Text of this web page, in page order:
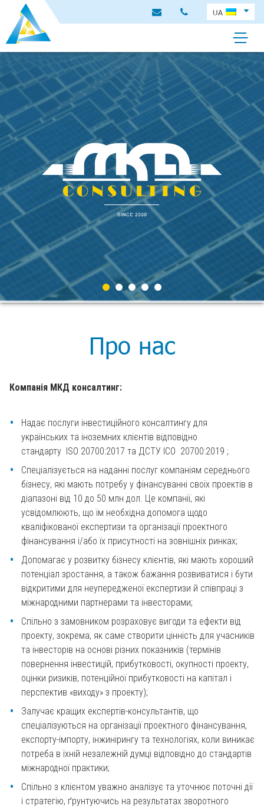
Про нас
Компанія МКД консалтинг:
Надає послуги інвестиційного консалтингу для
українських та іноземних клієнтів відповідно
стандарту ISO 20700:2017 та ДСТУ ІСО 20700:2019 ;
Спеціалізується на наданні послуг компаніям середнього
бізнесу, які мають потребу у фінансуванні своїх проектів в
діапазоні від 10 до 50 млн дол. Це компанії, які
усвідомлюють, що їм необхідна допомога щодо
кваліфікованої експертизи та організації проектного
фінансування і/або їх присутності на зовнішніх ринках;
Допомагає у розвитку бізнесу клієнтів, які мають хороший
потенціал зростання, а також бажання розвиватися і бути
відкритими для неупередженої експертизи й співпраці з
міжнародними партнерами та інвесторами;
Спільно з замовником розраховує вигоди та ефекти від
проекту, зокрема, як саме створити цінність для учасників
та інвесторів на основі різних показників (термінів
повернення інвестицій, прибутковості, окупності проекту,
оцінки ризиків, потенційної прибутковості на капітал і
перспектив «виходу» з проекту);
Залучає кращих експертів-консультантів, що
спеціалізуються на організації проектного фінансування,
експорту-імпорту, інжинірингу та технологіях, коли виникає
потреба в їхній незалежній думці відповідно до стандартів
міжнародної практики;
Спільно з клієнтом уважно аналізує та уточнює поточні дії
і стратегію, ґрунтуючись на результатах зворотного